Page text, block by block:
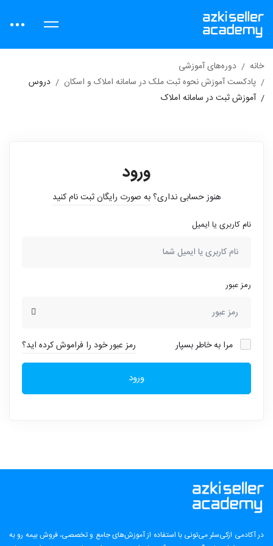
خانه
دوره‌های آموزشی
پادکست آموزش نحوه ثبت ملک در سامانه املاک و اسکان
دروس
آموزش ثبت در سامانه املاک
ورود
هنوز حسابی نداری؟به صورت رایگان ثبت نام کنید
نام کاربری یا ایمیل
رمز عبور
مرا به خاطر بسپار رمز عبور خود را فراموش کرده اید؟
ورود
در آکادمی ازکی‌سلر می‌تونی با استفاده از آموزش‌های جامع و تخصصی، فروش بیمه رو به